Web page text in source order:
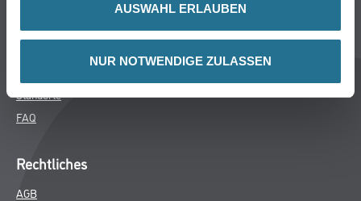
AUSWAHL ERLAUBEN
NUR NOTWENDIGE ZULASSEN
Services
Standorte
FAQ
Rechtliches
AGB